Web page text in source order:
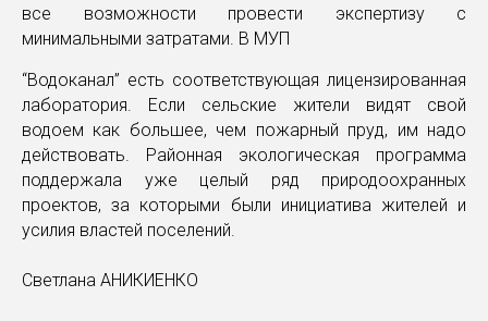
все возможности провести экспертизу с
минимальными затратами. В МУП
“Водоканал” есть соответствующая лицензированная
лаборатория. Если сельские жители видят свой
водоем как большее, чем пожарный пруд, им надо
действовать. Районная экологическая программа
поддержала уже целый ряд природоохранных
проектов, за которыми были инициатива жителей и
усилия властей поселений.
Светлана АНИКИЕНКО